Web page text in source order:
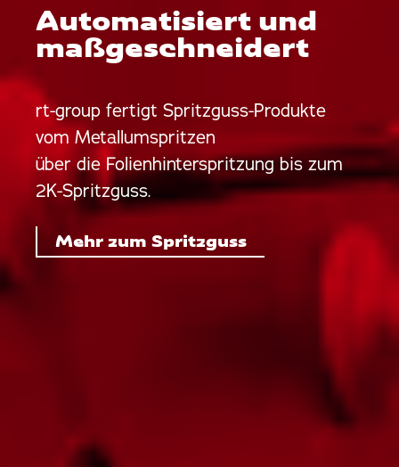
Auto­matisiert und
maßge­schneidert
rt-group fertigt Spritzguss-Produkte
vom Metallumspritzen
über die Folienhinterspritzung bis zum
2K-Spritzguss.
Mehr zum Spritzguss